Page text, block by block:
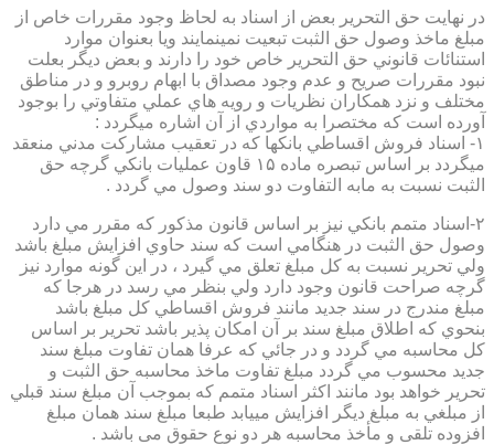
در نهايت حق التحرير بعض از اسناد به لحاظ وجود مقررات خاص از
مبلغ ماخذ وصول حق الثبت تبعيت نمينمايند ويا بعنوان موارد
استنائات قانوني حق التحرير خاص خود را دارند و بعض ديگر بعلت
نبود مقررات صريح و عدم وجود مصداق با ابهام روبرو و در مناطق
مختلف و نزد همكاران نظريات و رويه هاي عملي متفاوتي را بوجود
آورده است كه مختصرا به مواردي از آن اشاره ميگردد :
۱- اسناد فروش اقساطي بانكها كه در تعقيب مشاركت مدني منعقد
ميگردد بر اساس تبصره ماده ۱۵ قاون عمليات بانكي گرچه حق
الثبت نسبت به مابه التفاوت دو سند وصول مي گردد .
۲-اسناد متمم بانكي نيز بر اساس قانون مذكور كه مقرر مي دارد
وصول حق الثبت در هنگامي است كه سند حاوي افزايش مبلغ باشد
ولي تحرير نسبت به كل مبلغ تعلق مي گيرد ، در اين گونه موارد نيز
گرچه صراحت قانون وجود دارد ولي بنظر مي رسد در هرجا كه
مبلغ مندرج در سند جديد مانند فروش اقساطي كل مبلغ باشد
بنحوي كه اطلاق مبلغ سند بر آن امكان پذير باشد تحرير بر اساس
كل محاسبه مي گردد و در جائي كه عرفا همان تفاوت مبلغ سند
جديد محسوب مي گردد مبلغ تفاوت ماخذ محاسبه حق الثبت و
تحرير خواهد بود مانند اكثر اسناد متمم كه بموجب آن مبلغ سند قبلي
از مبلغي به مبلغ ديگر افزايش مييابد طبعا مبلغ سند همان مبلغ
افزوده تلقی و مأخذ محاسبه هر دو نوع حقوق می باشد .